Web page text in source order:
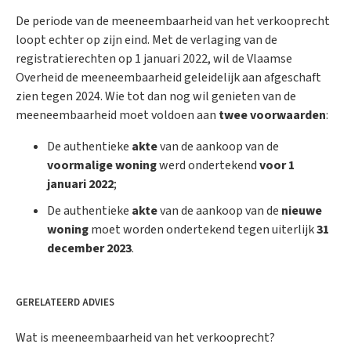
De periode van de meeneembaarheid van het verkooprecht
loopt echter op zijn eind. Met de verlaging van de
registratierechten op 1 januari 2022, wil de Vlaamse
Overheid de meeneembaarheid geleidelijk aan afgeschaft
zien tegen 2024. Wie tot dan nog wil genieten van de
meeneembaarheid moet voldoen aan twee voorwaarden:
De authentieke aktevan de aankoop van de
voormalige woningwerd ondertekendvoor 1
januari 2022;
De authentieke aktevan de aankoop van de nieuwe
woningmoet worden ondertekend tegen uiterlijk31
december 2023.
GERELATEERD ADVIES
Wat is meeneembaarheid van het verkooprecht?